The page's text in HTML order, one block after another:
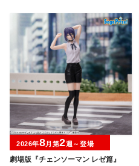
劇場版『チェンソーマン レゼ篇』
2026年8月第2週～登場